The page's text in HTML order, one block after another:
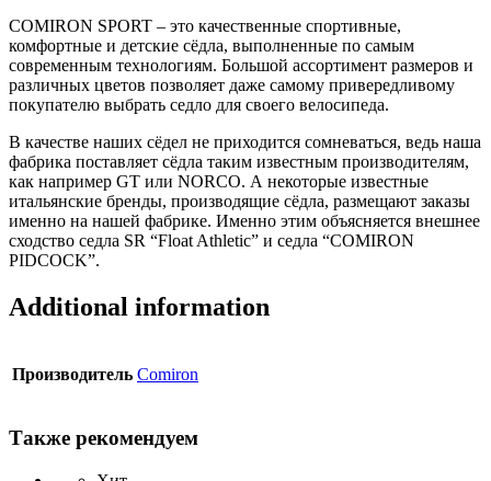
COMIRON SPORT – это качественные спортивные,
комфортные и детские сёдла, выполненные по самым
современным технологиям. Большой ассортимент размеров и
различных цветов позволяет даже самому привередливому
покупателю выбрать седло для своего велосипеда.
В качестве наших сёдел не приходится сомневаться, ведь наша
фабрика поставляет сёдла таким известным производителям,
как например GT или NORCO. А некоторые известные
итальянские бренды, производящие сёдла, размещают заказы
именно на нашей фабрике. Именно этим объясняется внешнее
сходство седла SR “Float Athletic” и седла “COMIRON
PIDCOCK”.
Additional information
Производитель Comiron
Также рекомендуем